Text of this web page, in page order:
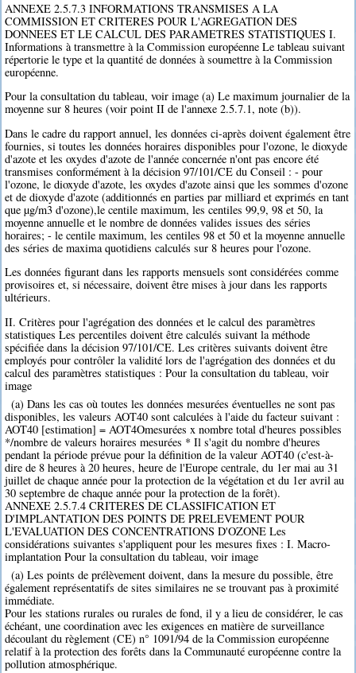
ANNEXE 2.5.7.3 INFORMATIONS TRANSMISES A LA
COMMISSION ET CRITERES POUR L'AGREGATION DES
DONNEES ET LE CALCUL DES PARAMETRES STATISTIQUES I.
Informations à transmettre à la Commission européenne Le tableau suivant
répertorie le type et la quantité de données à soumettre à la Commission
européenne.
Pour la consultation du tableau, voir image (a) Le maximum journalier de la
moyenne sur 8 heures (voir point II de l'annexe 2.5.7.1, note (b)).
Dans le cadre du rapport annuel, les données ci-après doivent également être
fournies, si toutes les données horaires disponibles pour l'ozone, le dioxyde
d'azote et les oxydes d'azote de l'année concernée n'ont pas encore été
transmises conformément à la décision 97/101/CE du Conseil : - pour
l'ozone, le dioxyde d'azote, les oxydes d'azote ainsi que les sommes d'ozone
et de dioxyde d'azote (additionnés en parties par milliard et exprimés en tant
que µg/m3 d'ozone),le centile maximum, les centiles 99,9, 98 et 50, la
moyenne annuelle et le nombre de données valides issues des séries
horaires; - le centile maximum, les centiles 98 et 50 et la moyenne annuelle
des séries de maxima quotidiens calculés sur 8 heures pour l'ozone.
Les données figurant dans les rapports mensuels sont considérées comme
provisoires et, si nécessaire, doivent être mises à jour dans les rapports
ultérieurs.
II. Critères pour l'agrégation des données et le calcul des paramètres
statistiques Les percentiles doivent être calculés suivant la méthode
spécifiée dans la décision 97/101/CE. Les critères suivants doivent être
employés pour contrôler la validité lors de l'agrégation des données et du
calcul des paramètres statistiques : Pour la consultation du tableau, voir
image
(a) Dans les cas où toutes les données mesurées éventuelles ne sont pas
disponibles, les valeurs AOT40 sont calculées à l'aide du facteur suivant :
AOT40 [estimation] = AOT4Omesurées x nombre total d'heures possibles
*/nombre de valeurs horaires mesurées * Il s'agit du nombre d'heures
pendant la période prévue pour la définition de la valeur AOT40 (c'est-à-
dire de 8 heures à 20 heures, heure de l'Europe centrale, du 1er mai au 31
juillet de chaque année pour la protection de la végétation et du 1er avril au
30 septembre de chaque année pour la protection de la forêt).
ANNEXE 2.5.7.4 CRITERES DE CLASSIFICATION ET
D'IMPLANTATION DES POINTS DE PRELEVEMENT POUR
L'EVALUATION DES CONCENTRATIONS D'OZONE Les
considérations suivantes s'appliquent pour les mesures fixes : I. Macro-
implantation Pour la consultation du tableau, voir image
(a) Les points de prélèvement doivent, dans la mesure du possible, être
également représentatifs de sites similaires ne se trouvant pas à proximité
immédiate.
Pour les stations rurales ou rurales de fond, il y a lieu de considérer, le cas
échéant, une coordination avec les exigences en matière de surveillance
découlant du règlement (CE) n° 1091/94 de la Commission européenne
relatif à la protection des forêts dans la Communauté européenne contre la
pollution atmosphérique.